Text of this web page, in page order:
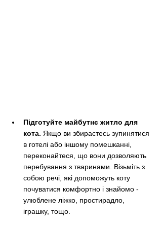
Підготуйте майбутнє житло для
кота. Якщо ви збираєтесь зупинятися
в готелі або іншому помешканні,
переконайтеся, що вони дозволяють
перебування з тваринами. Візьміть з
собою речі, які допоможуть коту
почуватися комфортно і знайомо -
улюблене ліжко, простирадло,
іграшку, тощо.